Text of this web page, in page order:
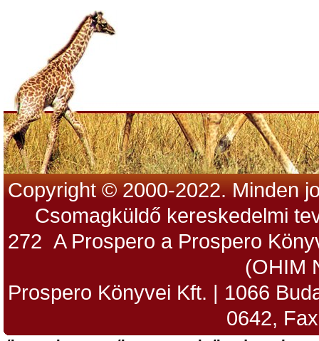
Copyright © 2000-2022. Minden
Csomagküldő kereskedelmi
272 A Prospero a Prospero
(OHIM
Prospero Könyvei Kft. | 1066
0642,